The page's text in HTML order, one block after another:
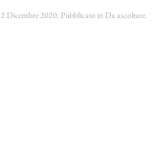
2 Dicembre 2020. Pubblicato in Da ascoltare.